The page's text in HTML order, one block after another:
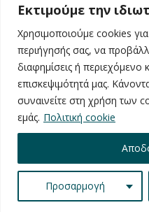
Εκτιμούμε την
Χρησιμοποιούμε cookies
περιήγησής σας, να
διαφημίσεις ή περιεχόμενο
επισκεψιμότητά μας.
συναινείτε στη χρήση των
εμάς. Πολιτική cookie
Προσαρμογή
COPYRIGHT © 2026